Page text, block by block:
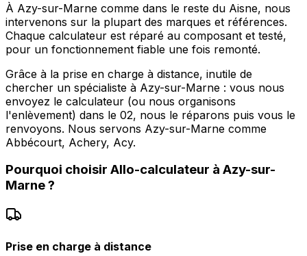
À Azy-sur-Marne comme dans le reste du Aisne, nous
intervenons sur la plupart des marques et références.
Chaque calculateur est réparé au composant et testé,
pour un fonctionnement fiable une fois remonté.
Grâce à la prise en charge à distance, inutile de
chercher un spécialiste à Azy-sur-Marne : vous nous
envoyez le calculateur (ou nous organisons
l'enlèvement) dans le 02, nous le réparons puis vous le
renvoyons. Nous servons Azy-sur-Marne comme
Abbécourt, Achery, Acy.
Pourquoi choisir Allo-calculateur à Azy-sur-
Marne?
Prise en charge à distance